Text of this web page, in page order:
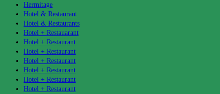
Hermitage
Hotel & Restaurant
Hotel & Restaurants
Hotel + Restauarant
Hotel + Restaurant
Hotel + Restaurant
Hotel + Restaurant
Hotel + Restaurant
Hotel + Restaurant
Hotel + Restaurant